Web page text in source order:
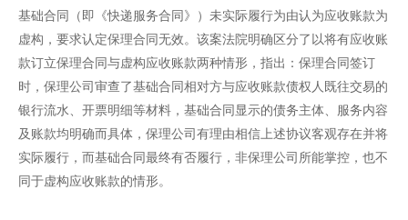
基础合同（即《快递服务合同》）未实际履行为由认为应收账款为
虚构，要求认定保理合同无效。该案法院明确区分了以将有应收账
款订立保理合同与虚构应收账款两种情形，指出：保理合同签订
时，保理公司审查了基础合同相对方与应收账款债权人既往交易的
银行流水、开票明细等材料，基础合同显示的债务主体、服务内容
及账款均明确而具体，保理公司有理由相信上述协议客观存在并将
实际履行，而基础合同最终有否履行，非保理公司所能掌控，也不
同于虚构应收账款的情形。